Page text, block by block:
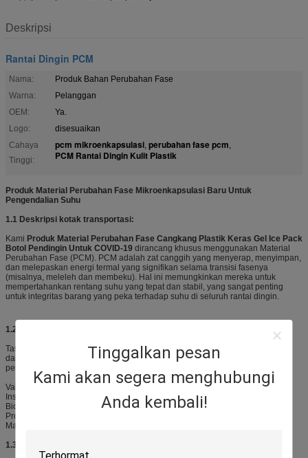
Tinggalkan pesan
Kami akan segera menghubungi
Anda kembali!
Deskripsi
Rantai Dingin PCM
Nama:
Produk Bahan Perubahan Fase
Warna:
Pelanggan
OEM:
Ya.
Logo:
disesuaikan
Cahaya
Tinggi:
pcm mikroenkapsulasi, perubahan fase pcm,
PCM Rantai Dingin Kulit Plastik
Produk Material Perubahan Fase Mikroenkapsulasi Baru Untuk
Pengendalian Suhu
1.1 Deskripsi kotak transportasi:
Kami Produk Material Perubahan Fase Cangkang Plastik Keras Gel Ice Pack
Botol Pendingin Untuk COVID-19 dirancang khusus menggunakan Material
Perubahan Fase (PCM). PCM adalah zat canggih yang menyerap, menyimpan,
dan melepaskan energi termal yang signifikan selama transisi fasenya
(misalnya, meleleh dan membeku). Hal ini memungkinkan mereka untuk
mempertahankan rentang suhu yang tepat dan stabil, yang sangat penting
untuk integritas barang yang peka terhadap suhu di seluruh rantai dingin.
1.2 Aplikasi kotak transportasi:
Tas dan Kotak Rantai Dingin, yang dirancang khusus untuk menjaga suhu
dalam batas suhu aman yang penting tanpa listrik selama transportasi atau
penggunaan untuk:
Vaksin
Insulin
Biofarmasi, Ilmu Hayati, dan Produk Medis lainnya
Produk IVD dan spesimen biologis
Makanan segar, minuman, dan produk susu pilihan
1.3 FAQ: